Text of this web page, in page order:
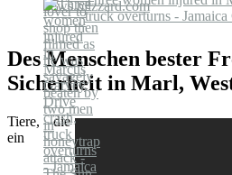
truck overturns - Jamaica
Des Menschen bester
Sicherheit in Marl,
Tiere, die
ein